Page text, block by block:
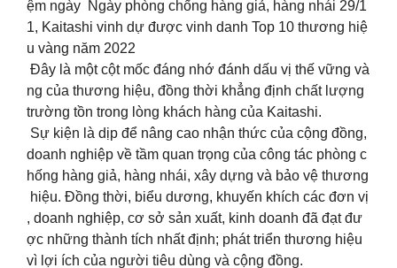
ệm ngày Ngày phòng chống hàng giả, hàng nhái 29/1
1, Kaitashi vinh dự được vinh danh Top 10 thương hiệ
u vàng năm 2022
Đây là một cột mốc đáng nhớ đánh dấu vị thế vững và
ng của thương hiệu, đồng thời khẳng định chất lượng
trường tồn trong lòng khách hàng của Kaitashi.
Sự kiện là dịp để nâng cao nhận thức của cộng đồng,
doanh nghiệp về tầm quan trọng của công tác phòng c
hống hàng giả, hàng nhái, xây dựng và bảo vệ thương
hiệu. Đồng thời, biểu dương, khuyến khích các đơn vị
, doanh nghiệp, cơ sở sản xuất, kinh doanh đã đạt đư
ợc những thành tích nhất định; phát triển thương hiệu
vì lợi ích của người tiêu dùng và cộng đồng.